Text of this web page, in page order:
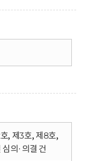
, 제3호, 제8호,
심의·의결 건